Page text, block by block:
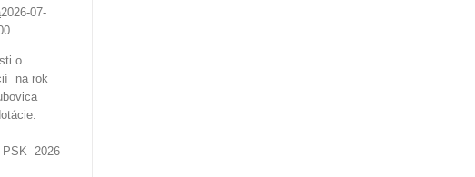
2026-07-
o
na rok
PSK 2026